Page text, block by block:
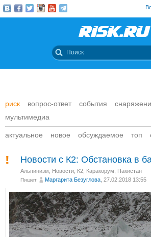
риск вопрос-ответ события
мультимедиа
актуальное новое обсуждаемое топ
Новости с К2: Обстановка в
Альпинизм Новости К2, Каракорум, Пакистан
Пишет Маргарита Безуглова , 27.02.2018 13:55